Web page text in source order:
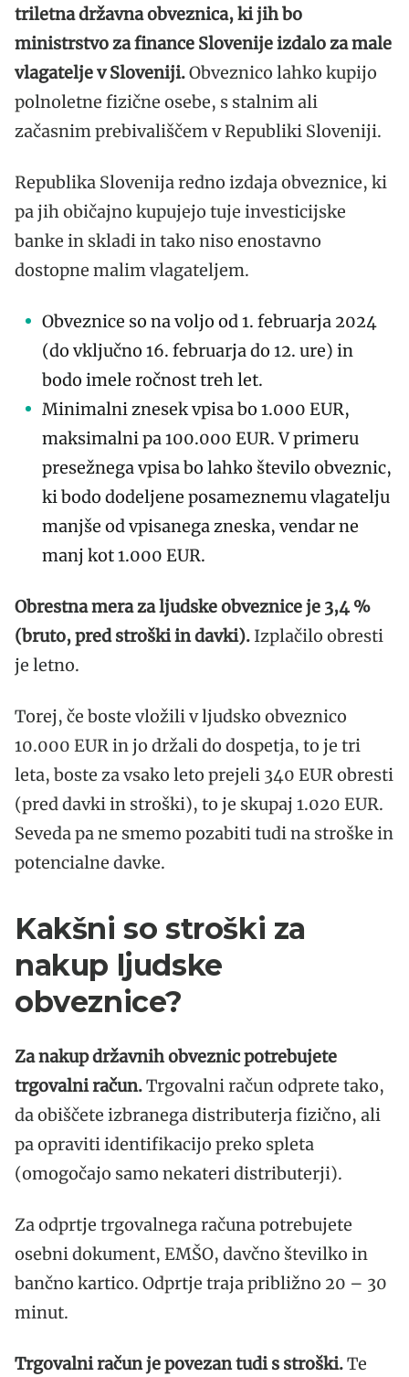
triletna državna obveznica, ki jih bo
ministrstvo za finance Slovenije izdalo za male
vlagatelje v Sloveniji.Obveznico lahko kupijo
polnoletne fizične osebe, s stalnim ali
začasnim prebivališčem v Republiki Sloveniji.
Republika Slovenija redno izdaja obveznice, ki
pa jih običajno kupujejo tuje investicijske
banke in skladi in tako niso enostavno
dostopne malim vlagateljem.
Obveznice so na voljo od 1. februarja 2024
(do vključno 16. februarja do 12. ure) in
bodo imele ročnost treh let.
Minimalni znesek vpisa bo 1.000 EUR,
maksimalni pa 100.000 EUR. V primeru
presežnega vpisa bo lahko število obveznic,
ki bodo dodeljene posameznemu vlagatelju
manjše od vpisanega zneska, vendar ne
manj kot 1.000 EUR.
Obrestna mera za ljudske obveznice je 3,4 %
(bruto, pred stroški in davki). Izplačilo obresti
je letno.
Torej, če boste vložili v ljudsko obveznico
10.000 EUR in jo držali do dospetja, to je tri
leta, boste za vsako leto prejeli 340 EUR obresti
(pred davki in stroški), to je skupaj 1.020 EUR.
Seveda pa ne smemo pozabiti tudi na stroške in
potencialne davke.
Kakšni so stroški za
nakup ljudske
obveznice?
Za nakup državnih obveznic potrebujete
trgovalni račun.Trgovalni račun odprete tako,
da obiščete izbranega distributerja fizično, ali
pa opraviti identifikacijo preko spleta
(omogočajo samo nekateri distributerji).
Za odprtje trgovalnega računa potrebujete
osebni dokument, EMŠO, davčno številko in
bančno kartico. Odprtje traja približno 20 – 30
minut.
Trgovalni račun je povezan tudi s stroški.Te